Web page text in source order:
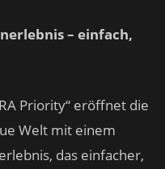
– einfach,
Priority“ eröffnet die
Welt mit einem
das einfacher,